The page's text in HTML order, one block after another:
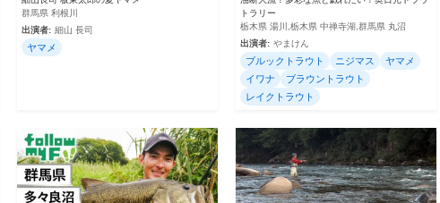
群馬県 利根川
出演者: 細山 長司
ヤマメ
トラリー
栃木県 湯川,栃木県 中禅寺湖,群馬県 丸沼
出演者: やまけん
ブルックトラウト ニジマス
ヤマメ
イワナ
ブラウントラウト
レイクトラウト